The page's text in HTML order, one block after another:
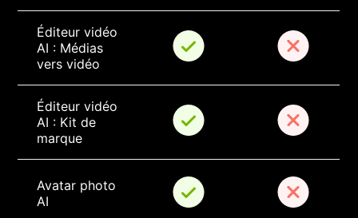
Éditeur vidéo
AI : Médias
vers vidéo
Éditeur vidéo
AI : Kit de
marque
Avatar photo
AI